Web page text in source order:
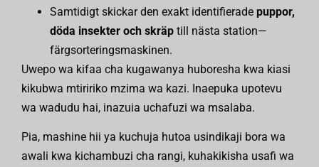
Samtidigt skickar den exakt identifierade puppor,
döda insekter och skräp till nästa station—
färgsorteringsmaskinen.
Uwepo wa kifaa cha kugawanya huboresha kwa kiasi
kikubwa mtiririko mzima wa kazi. Inaepuka upotevu
wa wadudu hai, inazuia uchafuzi wa msalaba.
Pia, mashine hii ya kuchuja hutoa usindikaji bora wa
awali kwa kichambuzi cha rangi, kuhakikisha usafi wa